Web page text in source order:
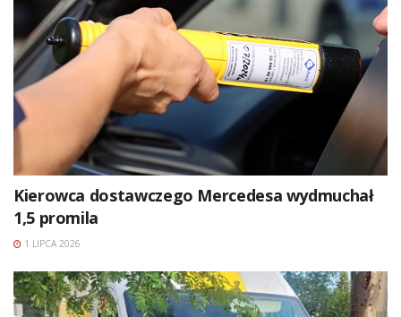
Kierowca dostawczego Mercedesa wydmuchał
1,5 promila
1 LIPCA 2026